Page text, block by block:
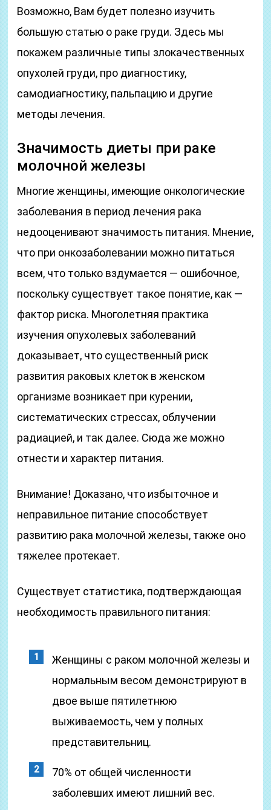
Возможно, Вам будет полезно изучить
большую статью о раке груди. Здесь мы
покажем различные типы злокачественных
опухолей груди, про диагностику,
самодиагностику, пальпацию и другие
методы лечения.
Значимость диеты при раке
молочной железы
Многие женщины, имеющие онкологические
заболевания в период лечения рака
недооценивают значимость питания. Мнение,
что при онкозаболевании можно питаться
всем, что только вздумается — ошибочное,
поскольку существует такое понятие, как —
фактор риска. Многолетняя практика
изучения опухолевых заболеваний
доказывает, что существенный риск
развития раковых клеток в женском
организме возникает при курении,
систематических стрессах, облучении
радиацией, и так далее. Сюда же можно
отнести и характер питания.
Внимание! Доказано, что избыточное и
неправильное питание способствует
развитию рака молочной железы, также оно
тяжелее протекает.
Существует статистика, подтверждающая
необходимость правильного питания:
Женщины с раком молочной железы и
нормальным весом демонстрируют в
двое выше пятилетнюю
выживаемость, чем у полных
представительниц.
70% от общей численности
заболевших имеют лишний вес.